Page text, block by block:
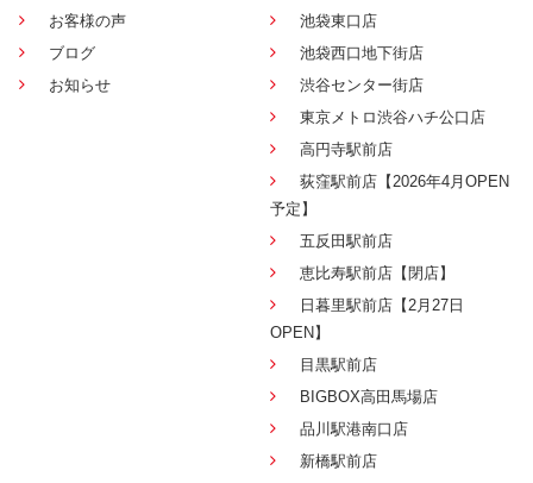
お客様の声
ブログ
お知らせ
池袋東口店
池袋西口地下街店
渋谷センター街店
東京メトロ渋谷ハチ公口店
高円寺駅前店
荻窪駅前店【2026年4月OPEN
予定】
五反田駅前店
恵比寿駅前店【閉店】
日暮里駅前店【2月27日
OPEN】
目黒駅前店
BIGBOX高田馬場店
品川駅港南口店
新橋駅前店